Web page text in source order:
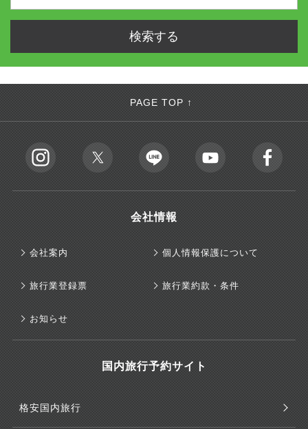
PAGE TOP ↑
会社情報
会社案内 個人情報保護について
旅行業登録票 旅行業約款・条件
お知らせ
国内旅行予約サイト
格安国内旅行